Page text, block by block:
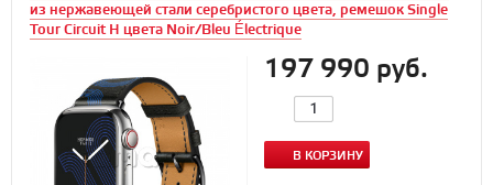
из нержавеющей стали серебристого цвета, ремешок Single
Tour Circuit H цвета Noir/Bleu Électrique
197 990 руб.
В КОРЗИНУ